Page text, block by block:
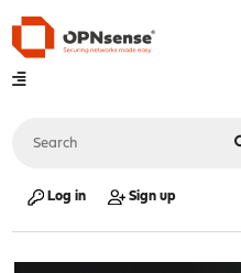
Log in Sign up